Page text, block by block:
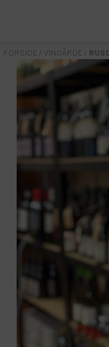
FORSIDE / VINGÅRDE /